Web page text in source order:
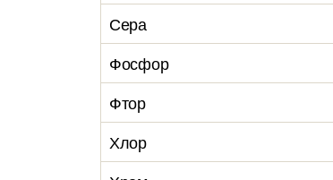
Сера
Фосфор
Фтор
Хлор